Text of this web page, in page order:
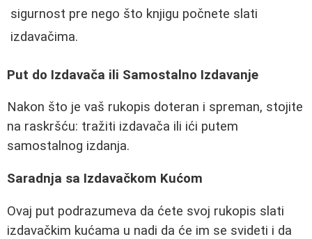
sigurnost pre nego što knjigu počnete slati
izdavačima.
Put do Izdavača ili Samostalno Izdavanje
Nakon što je vaš rukopis doteran i spreman, stojite
na raskršću: tražiti izdavača ili ići putem
samostalnog izdanja.
Saradnja sa Izdavačkom Kućom
Ovaj put podrazumeva da ćete svoj rukopis slati
izdavačkim kućama u nadi da će im se svideti i da